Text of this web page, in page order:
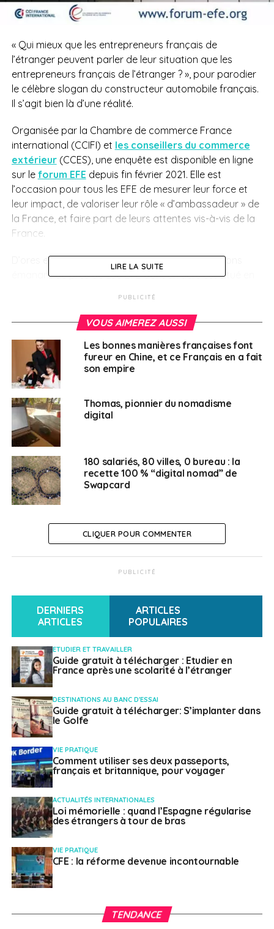
« Qui mieux que les entrepreneurs français de
l’étranger peuvent parler de leur situation que les
entrepreneurs français de l’étranger ? », pour parodier
le célèbre slogan du constructeur automobile français.
Il s’agit bien là d’une réalité.
Organisée par la Chambre de commerce France
international (CCIFI) et les conseillers du commerce
extérieur(CCES), une enquête est disponible en ligne
sur le forum EFEdepuis fin février 2021. Elle est
l’occasion pour tous les EFE de mesurer leur force et
leur impact, de valoriser leur rôle « d’ambassadeur » de
la France, et faire part de leurs attentes vis-à-vis de la
France.
D’ores et déjà, l’enquête a recueilli des informations
émanant de près de 230 EFE dont un tiers est situé en
répondantes sont des TPE et PME dans les secteurs liés
au commerce et à la distribution, aux métiers de
l’information et de la communication, à la restauration
et l’hébergement, et enfin aux activités scientifiques et
techniques.
Participer à l’enquêteici.
> Lien utile
Enquête sur les Entreprises Françaises de l’Étranger
(EFE) : premiers résultats
LIRE LA SUITE
PUBLICITÉ
VOUS AIMEREZ AUSSI
Les bonnes manières françaises font
fureur en Chine, et ce Français en a fait
son empire
Thomas, pionnier du nomadisme
digital
180 salariés, 80 villes, 0 bureau : la
recette 100 % “digital nomad” de
Swapcard
CLIQUER POUR COMMENTER
PUBLICITÉ
DERNIERS
ARTICLES
ARTICLES
POPULAIRES
ETUDIER ET TRAVAILLER
Guide gratuit à télécharger : Etudier en
France après une scolarité à l’étranger
DESTINATIONS AU BANC D'ESSAI
Guide gratuit à télécharger: S’implanter dans
le Golfe
VIE PRATIQUE
Comment utiliser ses deux passeports,
français et britannique, pour voyager
ACTUALITÉS INTERNATIONALES
Loi mémorielle : quand l’Espagne régularise
des étrangers à tour de bras
VIE PRATIQUE
CFE : la réforme devenue incontournable
TENDANCE